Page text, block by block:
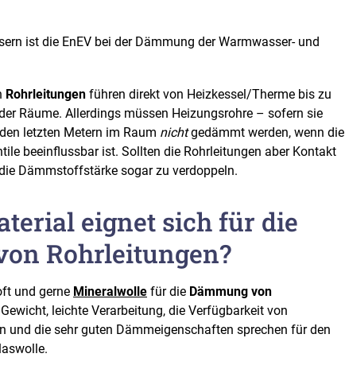
ist die EnEV bei der Dämmung der Warmwasser- und
Rohrleitungen führen direkt von Heizkessel/Therme bis zu
Räume. Allerdings müssen Heizungsrohre – sofern sie
letzten Metern im Raum nichtgedämmt werden, wenn die
beeinflussbar ist. Sollten die Rohrleitungen aber Kontakt
Dämmstoffstärke sogar zu verdoppeln.
eignet sich für die
Rohrleitungen?
und gerne Mineralwolle für die Dämmung von
leichte Verarbeitung, die Verfügbarkeit von
und die sehr guten Dämmeigenschaften sprechen für den